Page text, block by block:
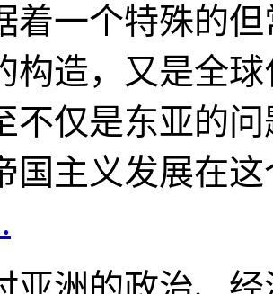
着一个特殊的
构造，又是全
不仅是东亚的
国主义发展在